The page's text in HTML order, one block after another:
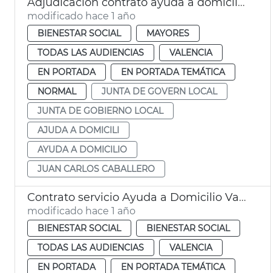
modificado hace 1 año
BIENESTAR SOCIAL
MAYORES
TODAS LAS AUDIENCIAS
VALENCIA
EN PORTADA
EN PORTADA TEMÁTICA
NORMAL
JUNTA DE GOVERN LOCAL
JUNTA DE GOBIERNO LOCAL
AJUDA A DOMICILI
AYUDA A DOMICILIO
JUAN CARLOS CABALLERO
Contrato servicio Ayuda a Domicilio València
modificado hace 1 año
BIENESTAR SOCIAL
BIENESTAR SOCIAL
TODAS LAS AUDIENCIAS
VALENCIA
EN PORTADA
EN PORTADA TEMÁTICA